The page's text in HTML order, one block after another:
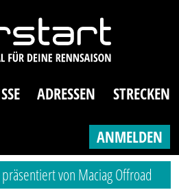
ADRESSEN STRECKEN
ANMELDEN
von Maciag Offroad